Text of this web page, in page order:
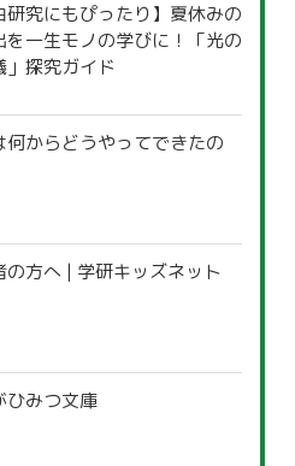
研究にもぴったり】夏休みの
を一生モノの学びに！「光の
」探究ガイド
何からどうやってできたの
の方へ | 学研キッズネット
ひみつ文庫